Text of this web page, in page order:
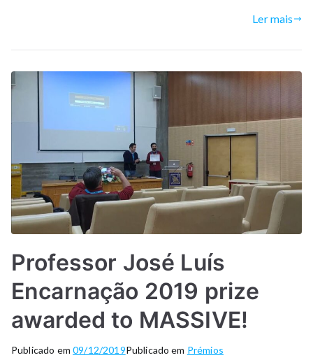
Ler mais
Professor José Luís
Encarnação 2019 prize
awarded to MASSIVE!
Publicado em09/12/2019Publicado em Prémios